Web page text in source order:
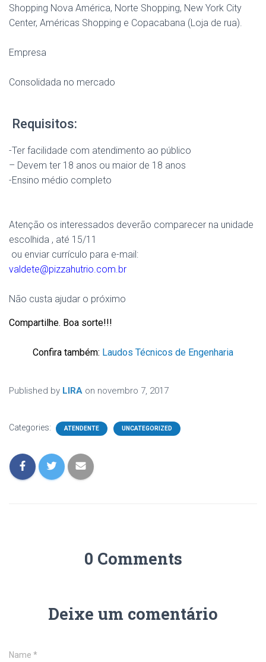
Shopping Nova América, Norte Shopping, New York City
Center, Américas Shopping e Copacabana (Loja de rua).
Empresa
Consolidada no mercado
Requisitos:
-Ter facilidade com atendimento ao público
– Devem ter 18 anos ou maior de 18 anos
-Ensino médio completo
Atenção os interessados deverão comparecer na unidade
escolhida , até 15/11
ou enviar currículo para e-mail:
valdete@pizzahutrio.com.br
Não custa ajudar o próximo
Compartilhe. Boa sorte!!!
Confira também: Laudos Técnicos de Engenharia
Published by LIRA on novembro 7, 2017
Categories: ATENDENTE UNCATEGORIZED
0 Comments
Deixe um comentário
Name *